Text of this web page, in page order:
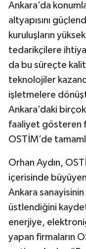
Ankara’da
altyapısını
kuruluşların
tedarikçilere
da bu süreçte
teknolojiler
işletmelere
Ankara’daki
faaliyet gösteren
OSTİM’de
Orhan Aydın,
içerisinde
Ankara
üstlendiğini
enerjiye,
yapan firmaların